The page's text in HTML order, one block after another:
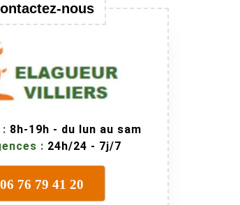
nous
: 8h-19h - du lun au sam
: 24h/24 - 7j/7
06 76 79 41 20